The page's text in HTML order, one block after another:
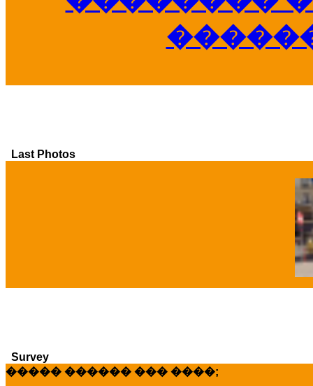
Last Photos
Survey
����� ������ ��� ����;